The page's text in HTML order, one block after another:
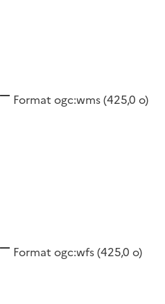
Format ogc:wms(425,0 o)
Format ogc:wfs(425,0 o)